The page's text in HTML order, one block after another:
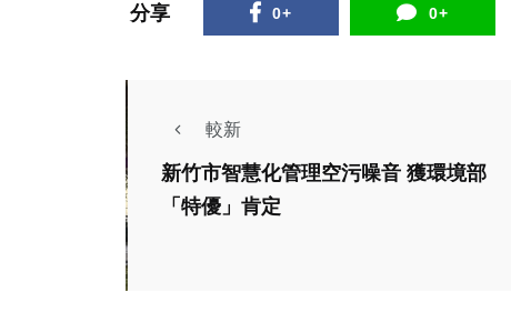
分享 0+ 0+
較新
新竹市智慧化管理空污噪音 獲環境部
「特優」肯定
政治 生活
為迎